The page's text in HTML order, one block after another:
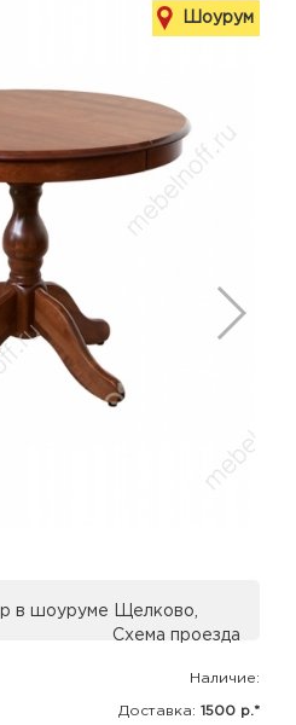
Шоурум
в шоуруме Щелково,
Схема проезда
Наличие:
Доставка: 1500 р.*